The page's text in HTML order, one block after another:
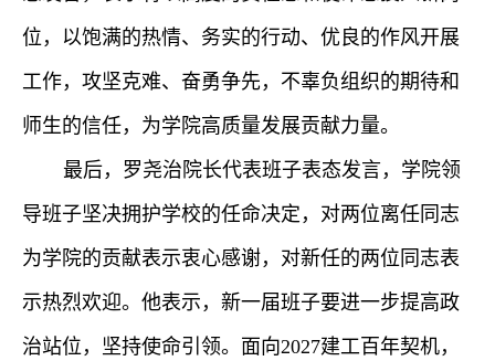
位，以饱满的热情、务实的行动、优良的作风开展
工作，攻坚克难、奋勇争先， 不辜负 组织的期待和
师生的信任，为学院高质量发展贡献力量。
最后，罗尧治院长代表班子表态发言， 学院领
导班子坚决拥护学校的任命决定，对两位离任同志
为学院的贡献表示衷心感谢，对新任的两位同志表
示热烈欢迎。他表示，新一届班子要进一步提高政
治站位，坚持使命引领。 面向2027建工百年契机，